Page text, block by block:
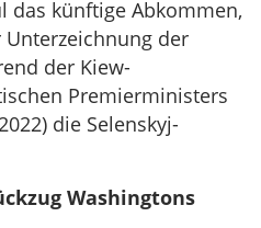
das künftige Abkommen,
der
der Kiew-
Premierministers
die Selenskyj-
Washingtons